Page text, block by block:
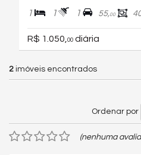
1 1 1 55,00
R$ 1.050,00 diária
2 imóveis encontrados
Ordenar por
(nenhuma